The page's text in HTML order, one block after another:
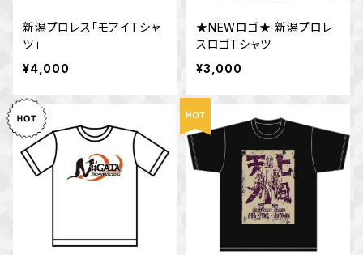
新潟プロレス「モアイTシャ
ツ」
¥4,000
★NEWロゴ★ 新潟プロレ
スロゴTシャツ
¥3,000